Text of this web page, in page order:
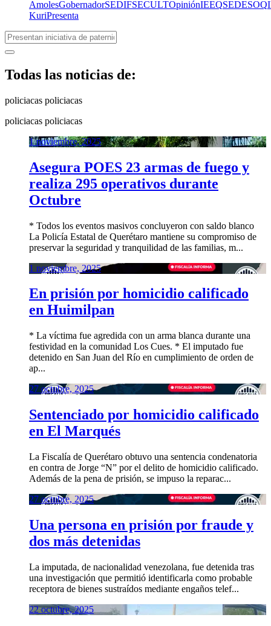
AmolesGobernadorSEDIFSECULTOpiniónIEEQSEDESOQ
KuriPresenta
Todas las noticias de:
policiacas policiacas
policiacas policiacas
1 noviembre, 2025
Asegura POES 23 armas de fuego y
realiza 295 operativos durante
Octubre
* Todos los eventos masivos concluyeron con saldo blanco
La Policía Estatal de Querétaro mantiene su compromiso de
preservar la seguridad y tranquilidad de las familias, m...
1 noviembre, 2025
En prisión por homicidio calificado
en Huimilpan
* La víctima fue agredida con un arma blanca durante una
festividad en la comunidad Los Cues. * El imputado fue
detenido en San Juan del Río en cumplimiento de orden de
ap...
27 octubre, 2025
Sentenciado por homicidio calificado
en El Marqués
La Fiscalía de Querétaro obtuvo una sentencia condenatoria
en contra de Jorge “N” por el delito de homicidio calificado.
Además de la pena de prisión, se impuso la reparac...
27 octubre, 2025
Una persona en prisión por fraude y
dos más detenidas
La imputada, de nacionalidad venezolana, fue detenida tras
una investigación que permitió identificarla como probable
receptora de bienes sustraídos mediante engaños telef...
22 octubre, 2025